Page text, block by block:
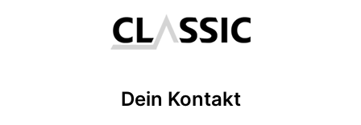
Dein Kontakt